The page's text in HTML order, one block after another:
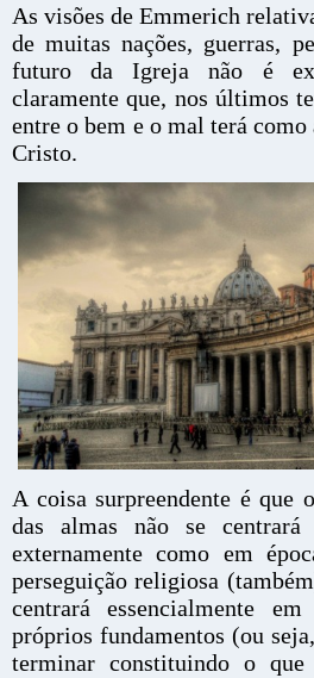
As visões de Emmerich
de muitas nações, guerras,
futuro da Igreja não é
claramente que, nos últimos
entre o bem e o mal terá
Cristo.
A coisa surpreendente é que
das almas não se
externamente como em
perseguição religiosa
centrará essencialmente
próprios fundamentos (ou
terminar constituindo o